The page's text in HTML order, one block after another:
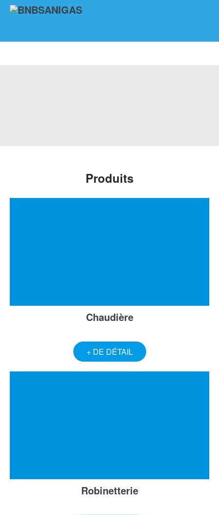
Produits
Chaudière
+ DE DÉTAIL
Robinetterie